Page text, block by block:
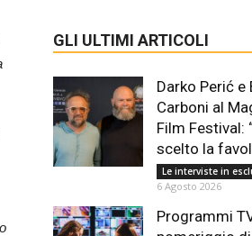
GLI ULTIMI ARTICOLI
Darko Perić e
Carboni al
Film Festival:
scelto la
Le interviste in
6 Agosto 2026
Programmi